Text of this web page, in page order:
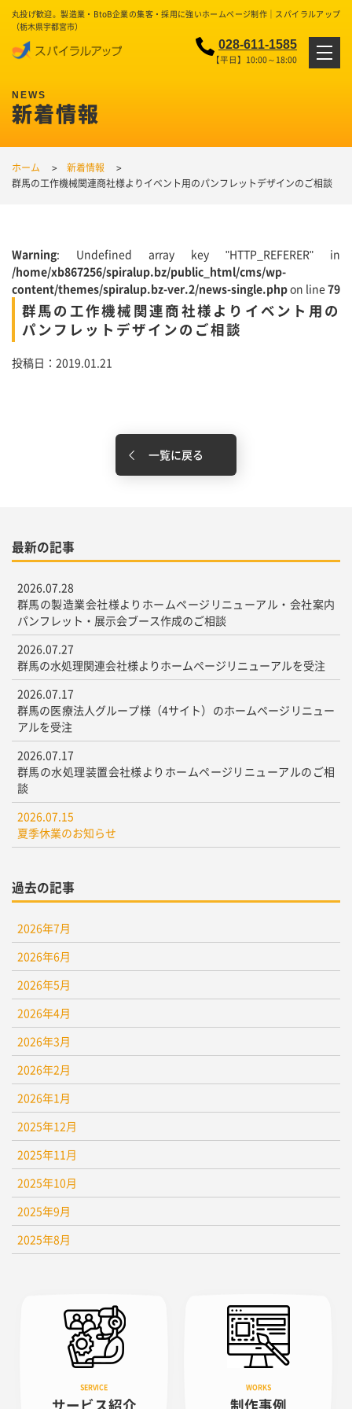
丸投げ歓迎。製造業・BtoB企業の集客・採用に強いホームページ制作｜スパイラルアップ
（栃木県宇都宮市）
028-611-1585
【平日】10:00～18:00
新着情報
ホーム
新着情報
群馬の工作機械関連商社様よりイベント用のパンフレットデザインのご相談
Warning: Undefined array key "HTTP_REFERER" in
/home/xb867256/spiralup.bz/public_html/cms/wp-
content/themes/spiralup.bz-ver.2/news-single.phpon line79
群馬の工作機械関連商社様よりイベント用の
パンフレットデザインのご相談
投稿日：2019.01.21
一覧に戻る
最新の記事
2026.07.28
群馬の製造業会社様よりホームページリニューアル・会社案内
パンフレット・展示会ブース作成のご相談
2026.07.27
群馬の水処理関連会社様よりホームページリニューアルを受注
2026.07.17
群馬の医療法人グループ様（4サイト）のホームページリニュー
アルを受注
2026.07.17
群馬の水処理装置会社様よりホームページリニューアルのご相
談
2026.07.15
夏季休業のお知らせ
過去の記事
2026年7月
2026年6月
2026年5月
2026年4月
2026年3月
2026年2月
2026年1月
2025年12月
2025年11月
2025年10月
2025年9月
2025年8月